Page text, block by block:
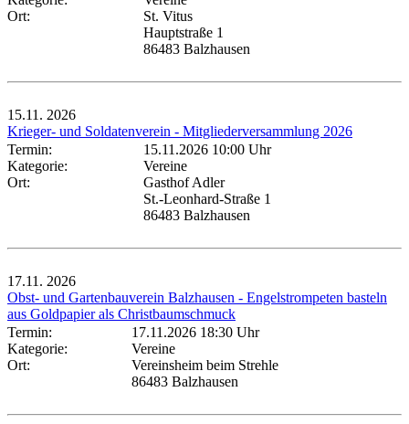
Ort:
St. Vitus
Hauptstraße 1
86483 Balzhausen
15.11. 2026
Krieger- und Soldatenverein - Mitgliederversammlung 2026
Termin:
15.11.2026 10:00 Uhr
Kategorie:
Vereine
Ort:
Gasthof Adler
St.-Leonhard-Straße 1
86483 Balzhausen
17.11. 2026
Obst- und Gartenbauverein Balzhausen - Engelstrompeten basteln
aus Goldpapier als Christbaumschmuck
Termin:
17.11.2026 18:30 Uhr
Kategorie:
Vereine
Ort:
Vereinsheim beim Strehle
86483 Balzhausen